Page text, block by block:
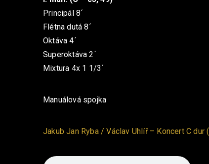
Principál 8´
Flétna dutá 8´
Oktáva 4´
Superoktáva 2´
Mixtura 4x 1 1/3´
Manuálová spojka
Jakub Jan Ryba / Václav Uhlíř – Koncert C dur